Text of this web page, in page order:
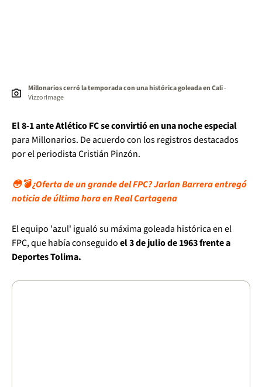
Millonarios cerró la temporada con una histórica goleada en Cali-
VizzorImage
El 8-1 ante Atlético FC se convirtió en una noche especial
para Millonarios. De acuerdo con los registros destacados
por el periodista Cristián Pinzón.
😳💣 ¿Oferta de un grande del FPC? Jarlan Barrera entregó
noticia de última hora en Real Cartagena
El equipo 'azul' igualó su máxima goleada histórica en el
FPC, que había conseguidoel 3 de julio de 1963 frente a
Deportes Tolima.